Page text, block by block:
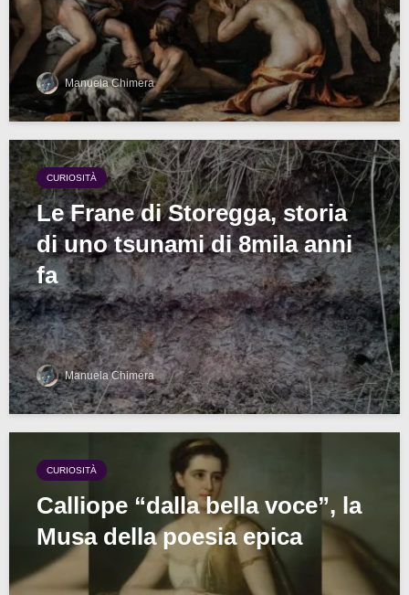
Manuela Chimera
CURIOSITÀ
Le Frane di Storegga, storia
di uno tsunami di 8mila anni
fa
Manuela Chimera
CURIOSITÀ
Calliope “dalla bella voce”, la
Musa della poesia epica